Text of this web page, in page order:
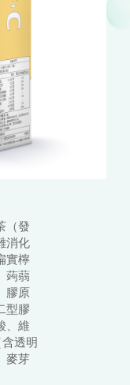
（發
消化
實檸
蒟蒻
膠原
型膠
、維
透明
麥芽